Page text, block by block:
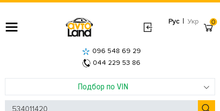
Рус | Укр
Подбор по VIN
096 548 69 29
044 229 53 86
0